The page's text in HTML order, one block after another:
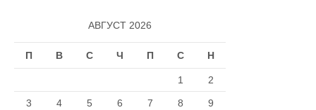
АВГУСТ 2026
П В С Ч П С Н
1 2
3 4 5 6 7 8 9